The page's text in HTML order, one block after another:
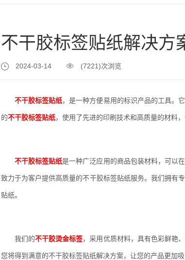
不干胶标签贴纸解决方
2024-03-14 (7221)次浏览
不干胶标签贴纸，是一种方便易用的标识产品的工具。
的不干胶标签贴纸，使用了先进的印刷技术和高质量的材料
不干胶标签贴纸是一种广泛应用的商品包装材料，可以
致力于为客户提供高质量的不干胶标签贴纸服务。我们拥有
贴纸。
我们的不干胶烫金标签，采用优质材料，具有色彩鲜艳
您将得到满意的不干胶标签贴纸解决方案，让您的产品更加吸